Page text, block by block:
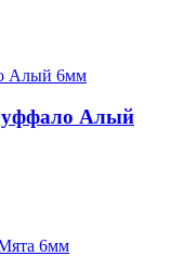
Алый